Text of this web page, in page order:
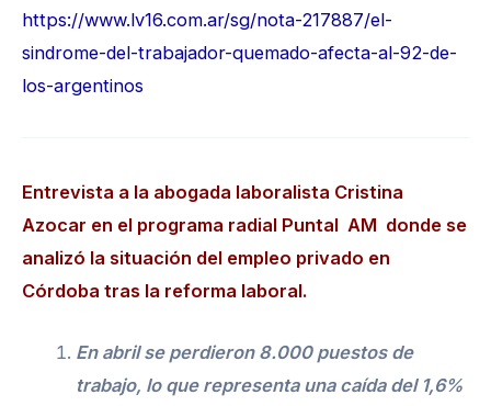
https://www.lv16.com.ar/sg/nota-217887/el-
sindrome-del-trabajador-quemado-afecta-al-92-de-
los-argentinos
Entrevista a la abogada laboralista Cristina
Azocar en el programa radial Puntal AM donde se
analizó la situación del empleo privado en
Córdoba tras la reforma laboral.
En abril se perdieron 8.000 puestos de
trabajo, lo que representa una caída del 1,6%